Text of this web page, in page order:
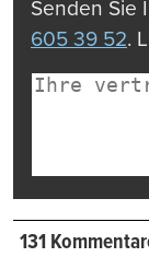
Senden Sie
605 39 52.
131